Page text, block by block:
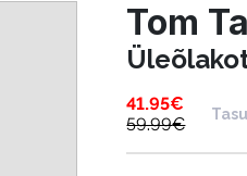
Tom
41.95€
59.99€